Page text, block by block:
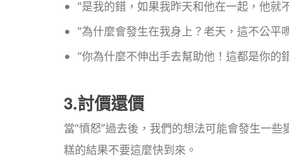
“是我的錯，如果我昨天和他在一起，他就
“為什麼會發生在我身上？老天，這不公平
“你為什麼不伸出手去幫助他！這都是你的
3.討價還價
當“憤怒”過去後，我們的想法可能會發生一
糕的結果不要這麼快到來。